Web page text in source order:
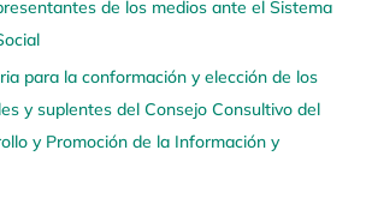
de los medios ante el Sistema
para la conformación y elección de los
y suplentes del Consejo Consultivo del
y Promoción de la Información y